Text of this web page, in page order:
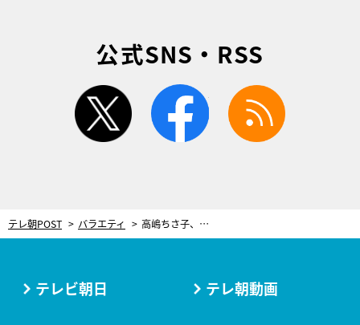
公式SNS・RSS
twitter facebook
テレ朝POST バラエティ 高嶋ちさ子、運転中に子どもから煽られる「ママ、抜かせ！」
テレビ朝日 テレ朝動画